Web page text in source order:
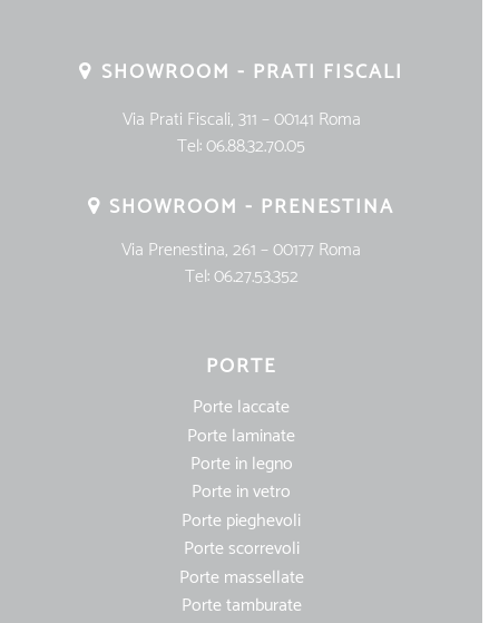
SHOWROOM - PRATI FISCALI
Via Prati Fiscali, 311 – 00141 Roma
Tel:06.88.32.70.05
SHOWROOM - PRENESTINA
Via Prenestina, 261 – 00177 Roma
Tel:06.27.53.352
PORTE
Porte laccate
Porte laminate
Porte in legno
Porte in vetro
Porte pieghevoli
Porte scorrevoli
Porte massellate
Porte tamburate